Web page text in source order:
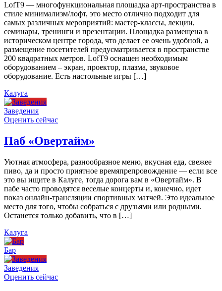
LofT9 — многофункциональная площадка арт-пространства в
стиле минимализм/лофт, это место отлично подходит для
самых различных мероприятий: мастер-классы, лекции,
семинары, тренинги и презентации. Площадка размещена в
историческом центре города, что делает ее очень удобной, а
размещение посетителей предусматривается в пространстве
200 квадратных метров. LofT9 оснащен необходимым
оборудованием – экран, проектор, плазма, звуковое
оборудование. Есть настольные игры […]
Калуга
Заведения
Оценить сейчас
Паб «Овертайм»
Уютная атмосфера, разнообразное меню, вкусная еда, свежее
пиво, да и просто приятное времяпрепровождение — если все
это вы ищите в Калуге, тогда дорога вам в «Овертайм». В
пабе часто проводятся веселые концерты и, конечно, идет
показ онлайн-трансляции спортивных матчей. Это идеальное
место для того, чтобы собраться с друзьями или родными.
Останется только добавить, что в […]
Калуга
Бар
Заведения
Оценить сейчас